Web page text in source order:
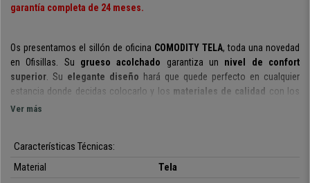
garantía completa de 24 meses.
Os presentamos el sillón de oficina COMODITY TELA, toda una novedad
en Ofisillas. Su grueso acolchado garantiza un nivel de confort
superior . Su elegante diseño hará que quede perfecto en cualquier
estancia donde decidas colocarlo y los materiales de calidad con los
que se fabrica garantizan su uso durante años.
cuenta conreposapiés extensible
Ver más
Características Técnicas:
Material
Tela